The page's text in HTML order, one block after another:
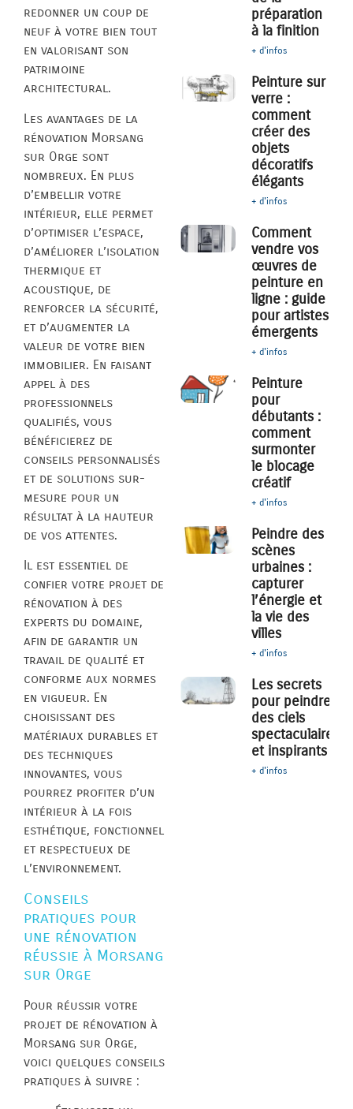
redonner un coup de
neuf à votre bien tout
en valorisant son
patrimoine
architectural.
Les avantages de la
rénovation Morsang
sur Orge sont
nombreux. En plus
d’embellir votre
intérieur, elle permet
d’optimiser l’espace,
d’améliorer l’isolation
thermique et
acoustique, de
renforcer la sécurité,
et d’augmenter la
valeur de votre bien
immobilier. En faisant
appel à des
professionnels
qualifiés, vous
bénéficierez de
conseils personnalisés
et de solutions sur-
mesure pour un
résultat à la hauteur
de vos attentes.
Il est essentiel de
confier votre projet de
rénovation à des
experts du domaine,
afin de garantir un
travail de qualité et
conforme aux normes
en vigueur. En
choisissant des
matériaux durables et
des techniques
innovantes, vous
pourrez profiter d’un
intérieur à la fois
esthétique, fonctionnel
et respectueux de
l’environnement.
Conseils
pratiques pour
une rénovation
réussie à Morsang
sur Orge
Pour réussir votre
projet de rénovation à
Morsang sur Orge,
voici quelques conseils
pratiques à suivre :
préparation
à la finition
+ d'infos
Peinture sur
verre :
comment
créer des
objets
décoratifs
élégants
+ d'infos
Comment
vendre vos
œuvres de
peinture en
ligne : guide
pour artistes
émergents
+ d'infos
Peinture
pour
débutants :
comment
surmonter
le blocage
créatif
+ d'infos
Peindre des
scènes
urbaines :
capturer
l’énergie et
la vie des
villes
+ d'infos
Les secrets
pour peindre
des ciels
spectaculaires
et inspirants
+ d'infos